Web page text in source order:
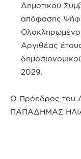
Δημοτικού
απόφασης
Αργιθέας
2029.
Ο Πρόεδρος του
ΠΑΠΑΔΗΜΑΣ